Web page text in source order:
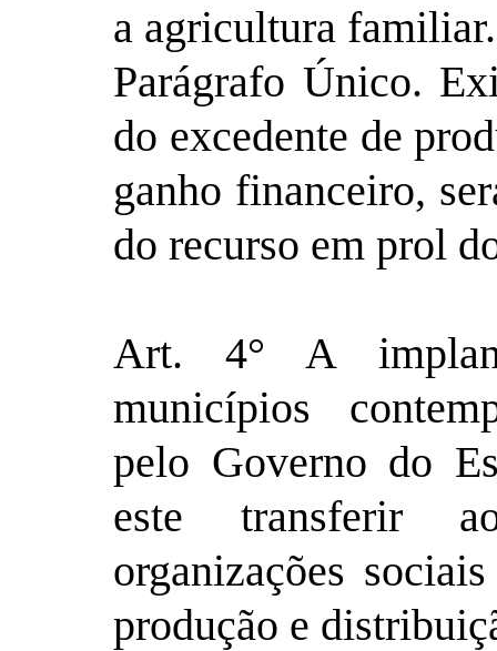
a agricultura familiar.
Parágrafo Único.
do excedente de
ganho financeiro,
do recurso em prol
Art. 4° A
municípios
pelo Governo do
este transferir
organizações
produção e